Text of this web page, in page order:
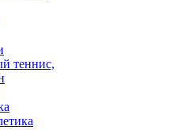
теннис,